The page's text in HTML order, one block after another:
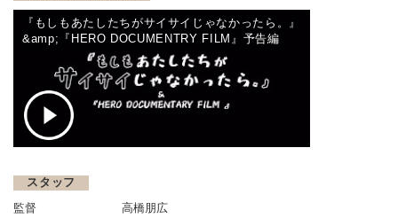
『もしもあたしたちがサイサイじゃなかったら。』
&amp;『HERO DOCUMENTRY FILM』予告編
スタッフ
監督 高橋朋広